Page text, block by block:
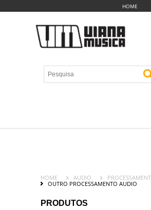
HOME
HOME AUDIO
OUTRO PROCESSAMENTO AUDIO
PRODUTOS